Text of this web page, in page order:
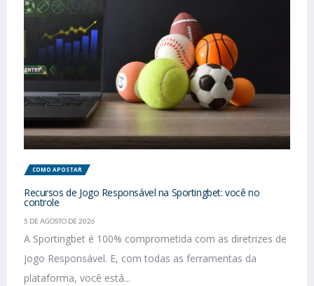
COMO APOSTAR
Recursos de Jogo Responsável na Sportingbet: você no
controle
5 DE AGOSTO DE 2026
A Sportingbet é 100% comprometida com as diretrizes de
Jogo Responsável. E, com todas as ferramentas da
plataforma, você está...